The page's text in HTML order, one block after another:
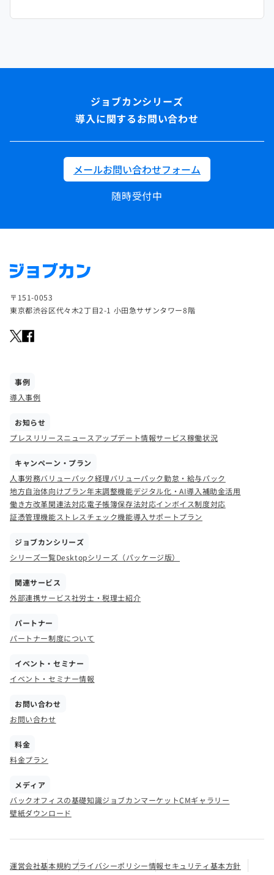
導入に関するお問い合わせ
メールお問い合わせフォーム
随時受付中
〒151-0053
東京都渋谷区代々木2丁目2-1 小田急サザンタワー8階
事例
導入事例
お知らせ
プレスリリースニュース アップデート情報サービス稼働状況
キャンペーン・プラン
人事労務バリューパック経理バリューパック勤怠・給与パック
地方自治体向けプラン年末調整機能デジタル化・AI導入補助金活用
働き方改革関連法対応電子帳簿保存法対応インボイス制度対応
証憑管理機能ストレスチェック機能導入サポートプラン
ジョブカンシリーズ
シリーズ一覧Desktopシリーズ（パッケージ版）
関連サービス
外部連携サービス社労士・税理士紹介
パートナー
パートナー制度について
イベント・セミナー
イベント・セミナー情報
お問い合わせ
お問い合わせ
料金
料金プラン
メディア
バックオフィスの基礎知識ジョブカンマーケットCMギャラリー
壁紙ダウンロード
運営会社基本規約プライバシーポリシー情報セキュリティ基本方針